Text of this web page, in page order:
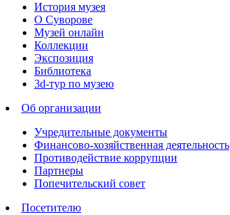
История музея
О Суворове
Музей онлайн
Коллекции
Экспозиция
Библиотека
3d-тур по музею
Об организации
Учредительные документы
Финансово-хозяйственная деятельность
Противодействие коррупции
Партнеры
Попечительский совет
Посетителю